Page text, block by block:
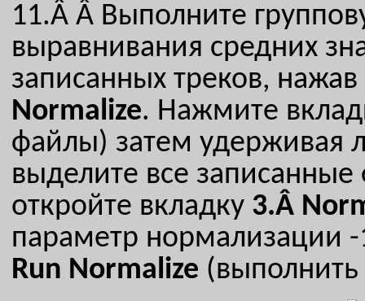
11.Â Â Выполните
выравнивания средних
записанных треков, нажав
Normalize. Нажмите
файлы) затем удерживая
выделите все
откройте вкладку 3.Â
параметр нормализации
Run Normalize